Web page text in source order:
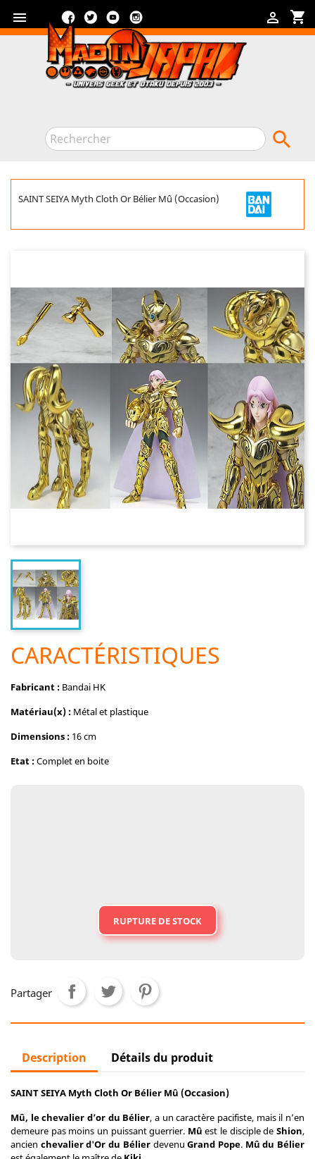
 shopping_cart

FacebookTwitterYouTube

SAINT SEIYA Myth Cloth Or Bélier Mû (Occasion)
CARACTÉRISTIQUES
Fabricant : Bandai HK
Matériau(x) : Métal et plastique
Dimensions : 16 cm
Etat :Complet en boite
RUPTURE DE STOCK
Partager
Description Détails du produit
SAINT SEIYA Myth Cloth Or Bélier Mû (Occasion)
Mû, le chevalier d’or du Bélier, a un caractère pacifiste, mais il n’en
demeure pas moins un puissant guerrier. Mû est le disciple deShion,
ancien chevalier d'Or du Bélierdevenu Grand Pope. Mû du Bélier